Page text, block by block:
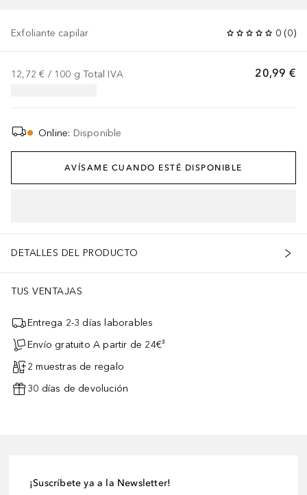
Exfoliante capilar 0 (0)
20,99 €
12,72 € / 100 g Total IVA
Online: Disponible
AVÍSAME CUANDO ESTÉ DISPONIBLE
DETALLES DEL PRODUCTO
TUS VENTAJAS
Entrega 2-3 días laborables
Envío gratuito A partir de 24€³
2 muestras de regalo
30 días de devolución
¡Suscríbete ya a la Newsletter!